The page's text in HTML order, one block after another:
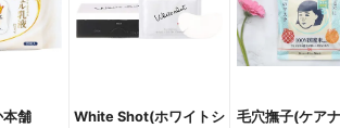
本舗
White Shot(ホワイトシ
毛穴撫子(ケア